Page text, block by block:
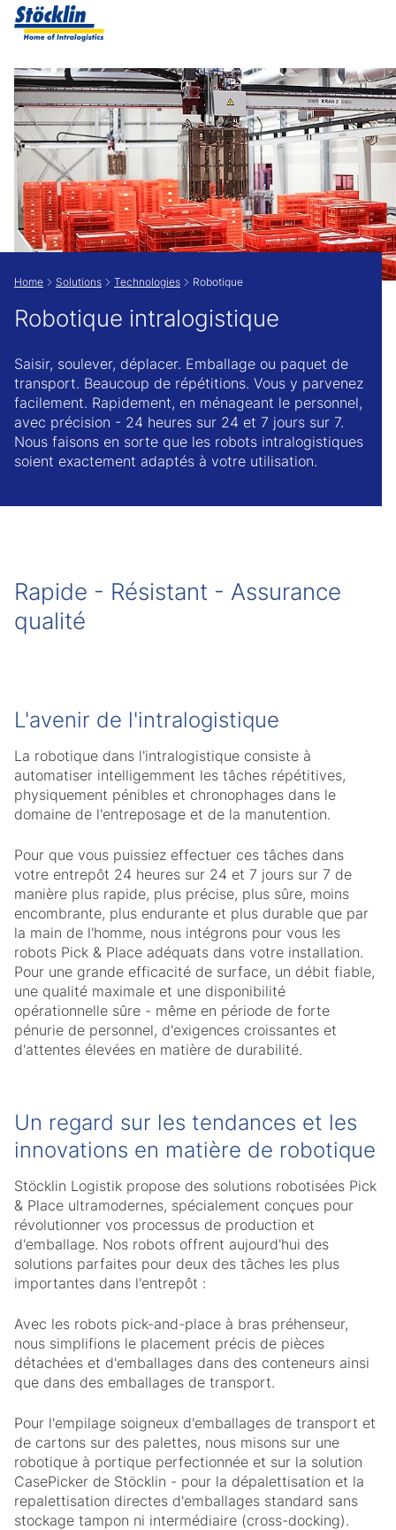
Show convenient version of this site
Don't show this message again
Home Solutions Technologies Robotique
Robotique intralogistique
Saisir, soulever, déplacer. Emballage ou paquet de
transport. Beaucoup de répétitions. Vous y parvenez
facilement. Rapidement, en ménageant le personnel,
avec précision - 24 heures sur 24 et 7 jours sur 7.
Nous faisons en sorte que les robots intralogistiques
soient exactement adaptés à votre utilisation.
Rapide - Résistant - Assurance
qualité
L'avenir de l'intralogistique
La robotique dans l'intralogistique consiste à
automatiser intelligemment les tâches répétitives,
physiquement pénibles et chronophages dans le
domaine de l'entreposage et de la manutention.
Pour que vous puissiez effectuer ces tâches dans
votre entrepôt 24 heures sur 24 et 7 jours sur 7 de
manière plus rapide, plus précise, plus sûre, moins
encombrante, plus endurante et plus durable que par
la main de l'homme, nous intégrons pour vous les
robots Pick & Place adéquats dans votre installation.
Pour une grande efficacité de surface, un débit fiable,
une qualité maximale et une disponibilité
opérationnelle sûre - même en période de forte
pénurie de personnel, d'exigences croissantes et
d'attentes élevées en matière de durabilité.
Un regard sur les tendances et les
innovations en matière de robotique
Stöcklin Logistik propose des solutions robotisées Pick
& Place ultramodernes, spécialement conçues pour
révolutionner vos processus de production et
d'emballage. Nos robots offrent aujourd'hui des
solutions parfaites pour deux des tâches les plus
importantes dans l'entrepôt :
Avec les robots pick-and-place à bras préhenseur,
nous simplifions le placement précis de pièces
détachées et d'emballages dans des conteneurs ainsi
que dans des emballages de transport.
Pour l'empilage soigneux d'emballages de transport et
de cartons sur des palettes, nous misons sur une
robotique à portique perfectionnée et sur la solution
CasePicker de Stöcklin - pour la dépalettisation et la
repalettisation directes d'emballages standard sans
stockage tampon ni intermédiaire (cross-docking).